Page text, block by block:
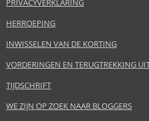
PRIVACYVERKLARING
HERROEPING
INWISSELEN VAN DE KORTING
VORDERINGEN EN TERUGTREKKING
TIJDSCHRIFT
WE ZIJN OP ZOEK NAAR BLOGGERS